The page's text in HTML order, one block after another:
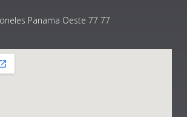
Panama Oeste 77 77